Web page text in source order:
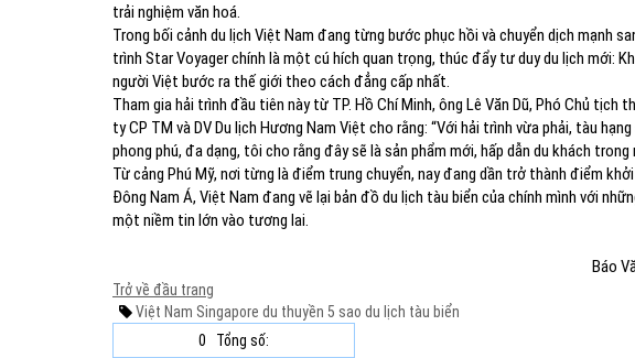
trải nghiệm văn hoá.
Trong bối cảnh du lịch Việt Nam đang từng bước phục hồi và chuyển dịch mạnh
trình Star Voyager chính là một cú hích quan trọng, thúc đẩy tư duy du lịch mới:
người Việt bước ra thế giới theo cách đẳng cấp nhất.
Tham gia hải trình đầu tiên này từ TP. Hồ Chí Minh, ông Lê Văn Dũ, Phó Chủ tịch
ty CP TM và DV Du lịch Hương Nam Việt cho rằng: “Với hải trình vừa phải, tàu
phong phú, đa dạng, tôi cho rằng đây sẽ là sản phẩm mới, hấp dẫn du khách
Từ cảng Phú Mỹ, nơi từng là điểm trung chuyển, nay đang dần trở thành điểm
Đông Nam Á, Việt Nam đang vẽ lại bản đồ du lịch tàu biển của chính mình với
một niềm tin lớn vào tương lai.
Báo
Trở về đầu trang
Việt Nam Singapore du thuyền 5 sao du lịch tàu biển
0
Tổng số: